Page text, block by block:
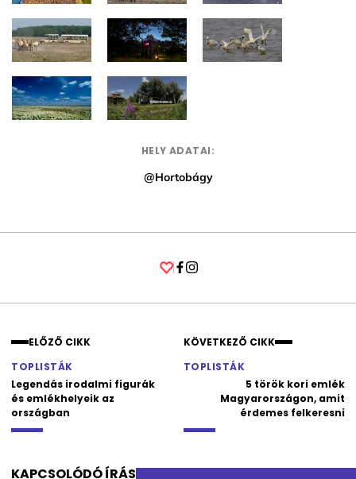
HELY ADATAI:
@Hortobágy
ELŐZŐ CIKK
TOPLISTÁK
Legendás irodalmi figurák
és emlékhelyeik az
országban
KÖVETKEZŐ CIKK
TOPLISTÁK
5 török kori emlék
Magyarországon, amit
érdemes felkeresni
KAPCSOLÓDÓ ÍRÁS